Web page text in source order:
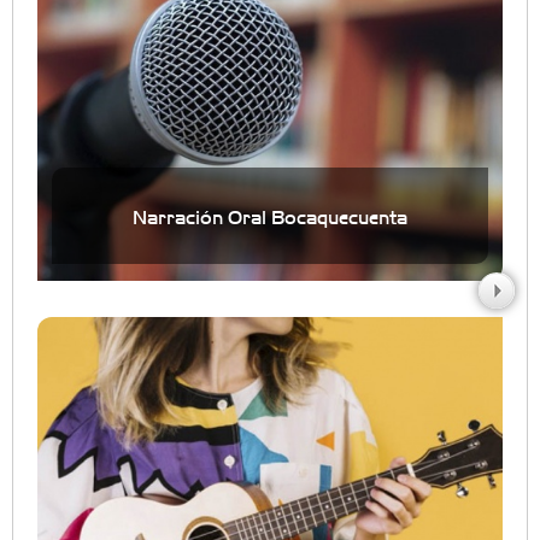
Narración Oral Bocaquecuenta